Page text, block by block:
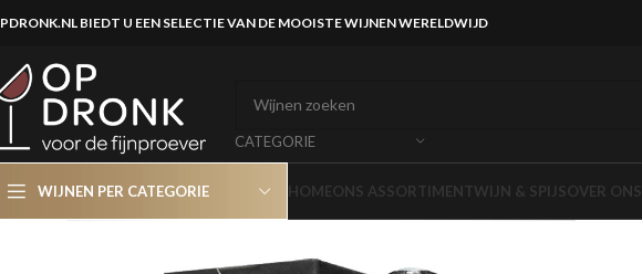
BIEDT U EEN SELECTIE VAN DE MOOISTE WIJNEN WERELDWIJD
CATEGORIE
WIJNEN PER CATEGORIE HOMEONS ASSORTIMENTWIJN & SPIJSOVER ONS